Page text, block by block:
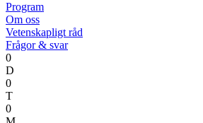
Program
Om oss
Vetenskapligt råd
Frågor & svar
0
D
0
T
0